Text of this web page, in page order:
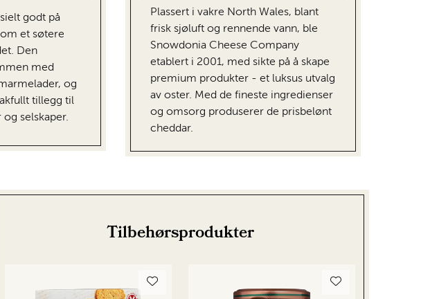
godt på
et søtere
Den
med
og
tillegg til
selskaper.
Plassert i vakre North Wales, blant
frisk sjøluft og rennende vann, ble
Snowdonia Cheese Company
etablert i 2001, med sikte på å skape
premium produkter - et luksus utvalg
av oster. Med de fineste ingredienser
og omsorg produserer de prisbelønt
cheddar.
Tilbehørsprodukter